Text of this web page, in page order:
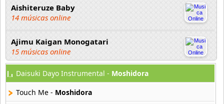
Aishiteruze Baby
14 músicas online
Ajimu Kaigan Monogatari
15 músicas online
Akahori Gedou Hour Rabuge
29 músicas online
Daisuki Dayo Instrumental - Moshidora
Touch Me - Moshidora